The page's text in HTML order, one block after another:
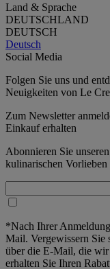
Land & Sprache
DEUTSCHLAND
DEUTSCH
Deutsch
Social Media
Folgen Sie uns und
Neuigkeiten von Le
Zum Newsletter
Einkauf erhalten
Abonnieren Sie
kulinarischen Vorlieben
*Nach Ihrer
Mail. Vergewissern Sie
über die E-Mail, die wir
erhalten Sie Ihren